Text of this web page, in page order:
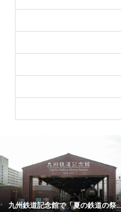
イオン若松に＜福岡ソフトバンク